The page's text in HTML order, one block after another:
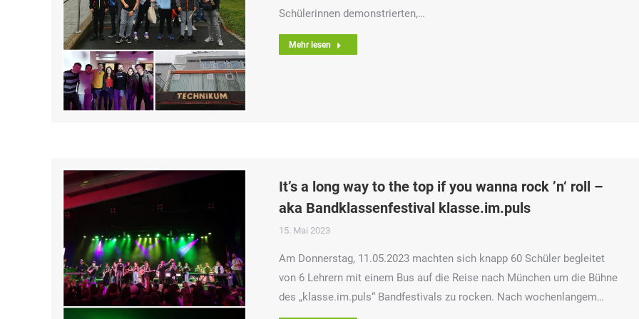
Schülerinnen demonstrierten,…
Mehr lesen
It’s a long way to the top if you wanna rock ’n‘ roll –
aka Bandklassenfestival klasse.im.puls
15. Mai 2023
Am Donnerstag, 11.05.2023 machten sich knapp 60 Schüler begleitet
von 6 Lehrern mit einem Bus auf die Reise nach München um die Bühne
des „klasse.im.puls“ Bandfestivals zu rocken. Nach wochenlangem…